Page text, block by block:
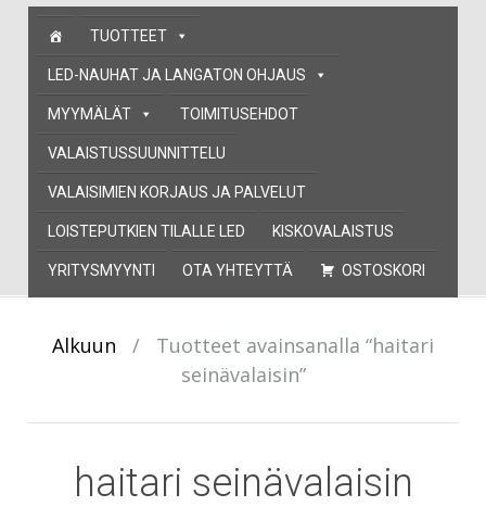
Skip
content
TUOTTEET
LED-NAUHAT JA LANGATON OHJAUS
MYYMÄLÄT TOIMITUSEHDOT
VALAISTUSSUUNNITTELU
VALAISIMIEN KORJAUS JA PALVELUT
LOISTEPUTKIEN TILALLE LED KISKOVALAISTUS
YRITYSMYYNTI OTA YHTEYTTÄ OSTOSKORI
Alkuun /
Tuotteet avainsanalla “haitari
seinävalaisin”
haitari seinävalaisin